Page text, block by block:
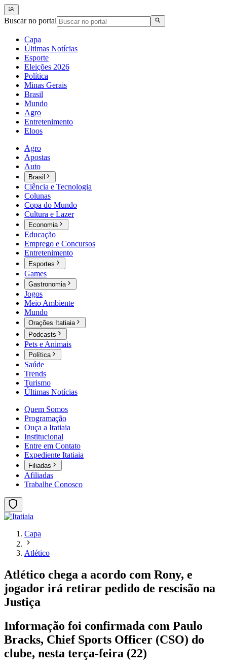
Buscar no portal
Capa
Últimas Notícias
Esporte
Eleições 2026
Política
Minas Gerais
Brasil
Mundo
Agro
Entretenimento
Eloos
Agro
Apostas
Auto
Brasil
Ciência e Tecnologia
Colunas
Copa do Mundo
Cultura e Lazer
Economia
Educação
Emprego e Concursos
Entretenimento
Esportes
Games
Gastronomia
Jogos
Meio Ambiente
Mundo
Orações Itatiaia
Podcasts
Pets e Animais
Política
Saúde
Trends
Turismo
Últimas Notícias
Quem Somos
Programação
Ouça a Itatiaia
Institucional
Entre em Contato
Expediente Itatiaia
Filiadas
Afiliadas
Trabalhe Conosco
Capa
Atlético
Atlético chega a acordo com Rony, e
jogador irá retirar pedido de rescisão na
Justiça
Informação foi confirmada com Paulo
Bracks, Chief Sports Officer (CSO) do
clube, nesta terça-feira (22)